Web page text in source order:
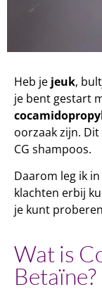
Heb je jeuk,
je bent gestart
oorzaak zijn.
CG shampoos.
Daarom leg ik
klachten erbij
je kunt proberen
Wat is
Betaïne?